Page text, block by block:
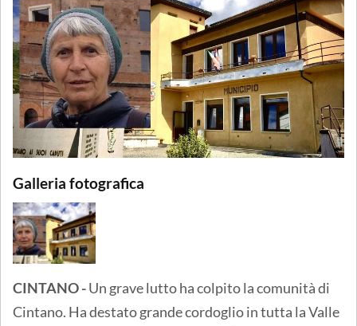
Galleria fotografica
CINTANO -Un grave lutto ha colpito la comunità di
Cintano. Ha destato grande cordoglio in tutta la Valle